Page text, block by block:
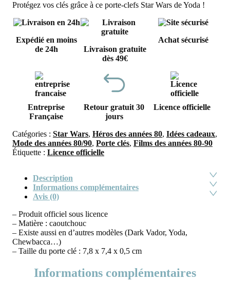
Protégez vos clés grâce à ce porte-clefs Star Wars de Yoda !
Expédié en moins
de 24h
Livraison gratuite
dès 49€
Achat sécurisé
Entreprise
Française
Retour gratuit 30
jours
Licence officielle
Catégories : Star Wars, Héros des années 80, Idées cadeaux,
Mode des années 80/90, Porte clés, Films des années 80-90
Étiquette : Licence officielle
Description
Informations complémentaires
Avis (0)
– Produit officiel sous licence
– Matière : caoutchouc
– Existe aussi en d’autres modèles (Dark Vador, Yoda,
Chewbacca…)
– Taille du porte clé : 7,8 x 7,4 x 0,5 cm
Informations complémentaires